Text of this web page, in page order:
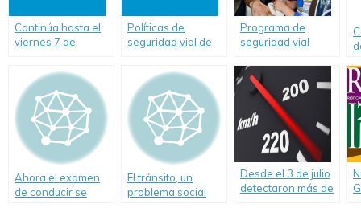
Continúa hasta el
viernes 7 de
Semana de la
Seguridad Vial en
San Pedro
Políticas de
seguridad vial de
salvar más de 8 mil
vidas en el tránsito
y son reconocidas
en la FIT
Programa de
seguridad vial
concientizar a
200.000 familias.
Ahora el examen
de conducir se
El tránsito, un
problema social
Desde el 3 de julio
detectaron más de